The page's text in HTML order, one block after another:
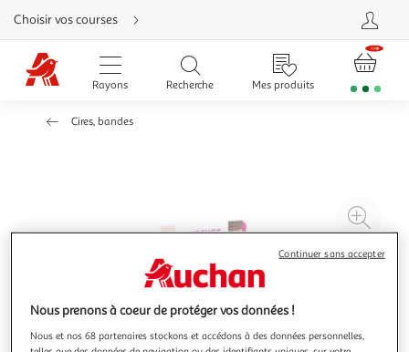
Aller
directement
au
contenu
Aller
directement
Aller
Choisir vos courses
Rayons Recherche Mes produits
Cires, bandes
à
Nous prenons à coeur de protéger vos données !
Nous et nos 68 partenaires stockons et accédons à des données personnelles,
Continuer sans accepter